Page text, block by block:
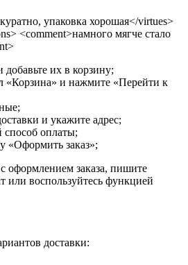
упаковка хорошая</virtues>
<comment>намного мягче стало
их в корзину;
«Корзина» и нажмите «Перейти к
и укажите адрес;
оплаты;
«Оформить заказ»;
оформлением заказа, пишите
или воспользуйтесь функцией
доставки: